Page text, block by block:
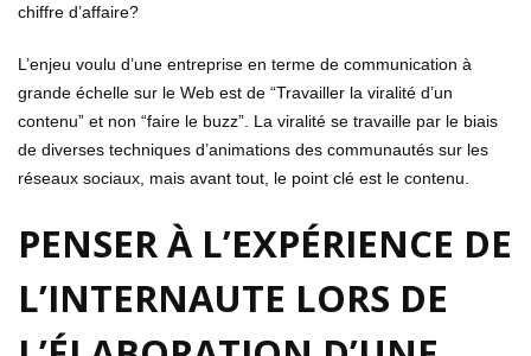
chiffre d’affaire?
L’enjeu voulu d’une entreprise en terme de communication à
grande échelle sur le Web est de “Travailler la viralité d’un
contenu” et non “faire le buzz”. La viralité se travaille par le biais
de diverses techniques d’animations des communautés sur les
réseaux sociaux, mais avant tout, le point clé est le contenu.
PENSER À L’EXPÉRIENCE DE
L’INTERNAUTE LORS DE